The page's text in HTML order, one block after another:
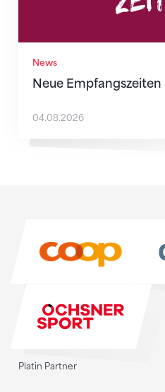
News
Neue Empfangszeiten
04.08.2026
Platin Partner